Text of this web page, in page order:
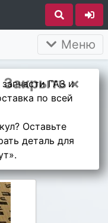
Меню
Закрыть ×
ГАЗ и
по всей
Оставьте
деталь для